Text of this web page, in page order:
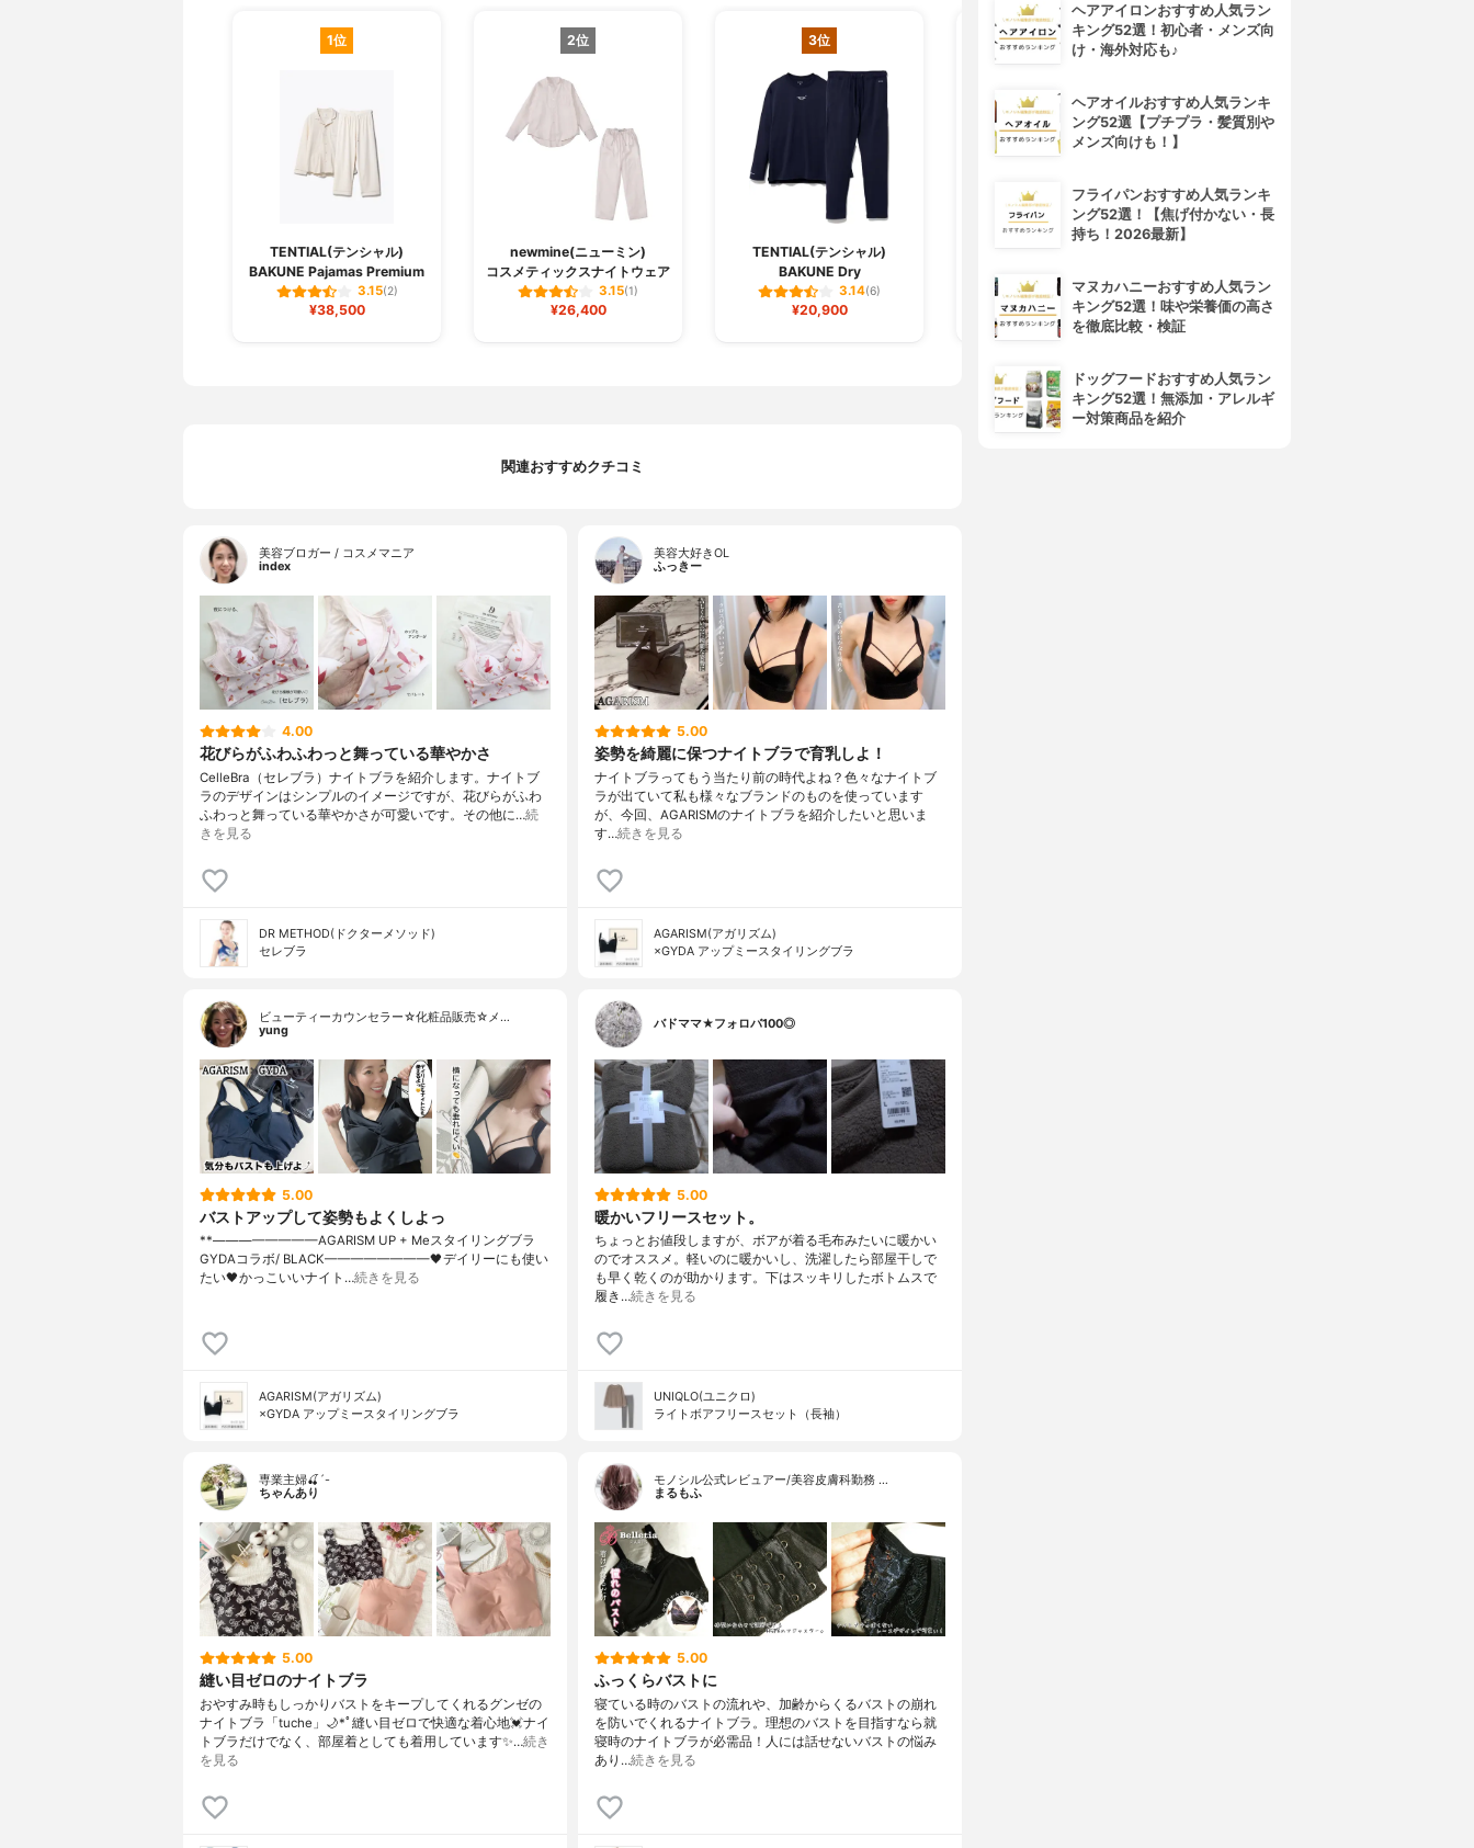
1位
TENTIAL(テンシャル)
BAKUNE Pajamas Premium
3.15(2)
¥38,500
2位
newmine(ニューミン)
コスメティックスナイトウェア
3.15(1)
¥26,400
3位
TENTIAL(テンシャル)
BAKUNE Dry
3.14(6)
¥20,900
4位
3.14(3)
¥26,400
関連おすすめクチコミ
美容ブロガー / コスメマニア
index
4.00
花びらがふわふわっと舞っている華やかさ
CelleBra（セレブラ）ナイトブラを紹介します。ナイトブ
ラのデザインはシンプルのイメージですが、花びらがふわ
ふわっと舞っている華やかさが可愛いです。その他に…続
きを見る
DR METHOD(ドクターメソッド)
セレブラ
美容大好きOL
ふっきー
5.00
姿勢を綺麗に保つナイトブラで育乳しよ！
ナイトブラってもう当たり前の時代よね？色々なナイトブ
ラが出ていて私も様々なブランドのものを使っています
が、今回、AGARISMのナイトブラを紹介したいと思いま
す…続きを見る
AGARISM(アガリズム)
×GYDA アップミースタイリングブラ
ビューティーカウンセラー☆化粧品販売☆メ…
yung
5.00
バストアップして姿勢もよくしよっ
**⁡————————⁡AGARISM UP + Meスタイリングブラ
⁡GYDAコラボ/ BLACK————————⁡⁡🖤デイリーにも使い
たい🖤かっこいいナイト…続きを見る
AGARISM(アガリズム)
×GYDA アップミースタイリングブラ
バドママ★フォロバ100◎
5.00
暖かいフリースセット。
ちょっとお値段しますが、ボアが着る毛布みたいに暖かい
のでオススメ。軽いのに暖かいし、洗濯したら部屋干しで
も早く乾くのが助かります。下はスッキリしたボトムスで
履き…続きを見る
UNIQLO(ユニクロ)
ライトボアフリースセット（長袖）
専業主婦🍒´-
ちゃんあり
5.00
縫い目ゼロのナイトブラ
おやすみ時もしっかりバストをキープしてくれるグンゼの
ナイトブラ「tuche」🌙*ﾟ縫い目ゼロで快適な着心地💓ナイ
トブラだけでなく、部屋着としても着用しています✨…続き
を見る
モノシル公式レビュアー/美容皮膚科勤務 …
まるもふ
5.00
ふっくらバストに
寝ている時のバストの流れや、加齢からくるバストの崩れ
を防いでくれるナイトブラ。理想のバストを目指すなら就
寝時のナイトブラが必需品！人には話せないバストの悩み
あり…続きを見る
ヘアアイロンおすすめ人気ラン
キング52選！初心者・メンズ向
け・海外対応も♪
ヘアオイルおすすめ人気ランキ
ング52選【プチプラ・髪質別や
メンズ向けも！】
フライパンおすすめ人気ランキ
ング52選！【焦げ付かない・長
持ち！2026最新】
マヌカハニーおすすめ人気ラン
キング52選！味や栄養価の高さ
を徹底比較・検証
ドッグフードおすすめ人気ラン
キング52選！無添加・アレルギ
ー対策商品を紹介